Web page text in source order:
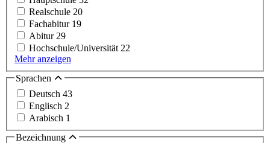
Realschule 20
Fachabitur 19
Abitur 29
Hochschule/Universität 22
Mehr anzeigen
Sprachen
Deutsch 43
Englisch 2
Arabisch 1
Bezeichnung